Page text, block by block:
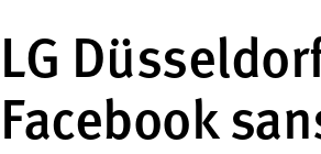
LG
Facebook